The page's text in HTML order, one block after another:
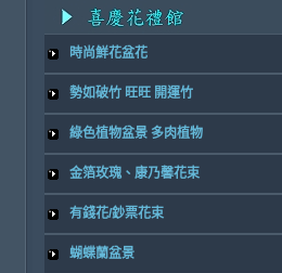
時尚鮮花盆花
勢如破竹 旺旺 開運竹
綠色植物盆景 多肉植物
金箔玫瑰、康乃馨花束
有錢花/鈔票花束
蝴蝶蘭盆景